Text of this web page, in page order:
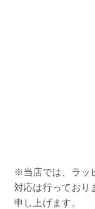
※当店では、ラッ
対応は行っており
申し上げます。